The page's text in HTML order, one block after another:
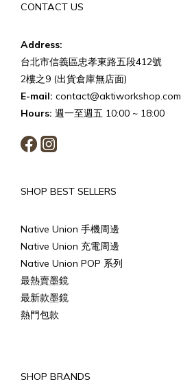
CONTACT US
Address:
台北市信義區忠孝東路五段412號
2樓之9 (出貨倉庫無店面)
E-mail: contact@aktiworkshop.com
Hours: 週一至週五 10:00 ~ 18:00
SHOP BEST SELLERS
Native Union 手機周邊
Native Union 充電周邊
Native Union POP 系列
最熱賣墨鏡
最新款墨鏡
熱門包款
SHOP BRANDS